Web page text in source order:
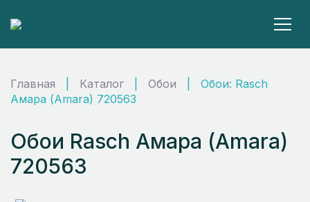
Главная Каталог Обои
Обои: Rasch
Амара (Amara) 720563
Обои Rasch Амара (Amara)
720563